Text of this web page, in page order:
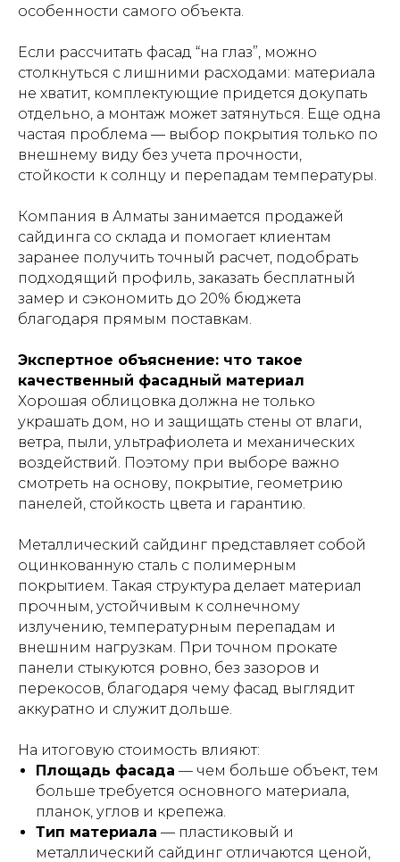
особенности самого объекта.
Если рассчитать фасад “на глаз”, можно
столкнуться с лишними расходами: материала
не хватит, комплектующие придется докупать
отдельно, а монтаж может затянуться. Еще одна
частая проблема — выбор покрытия только по
внешнему виду без учета прочности,
стойкости к солнцу и перепадам температуры.
Компания в Алматы занимается продажей
сайдинга со склада и помогает клиентам
заранее получить точный расчет, подобрать
подходящий профиль, заказать бесплатный
замер и сэкономить до 20% бюджета
благодаря прямым поставкам.
Экспертное объяснение: что такое
качественный фасадный материал
Хорошая облицовка должна не только
украшать дом, но и защищать стены от влаги,
ветра, пыли, ультрафиолета и механических
воздействий. Поэтому при выборе важно
смотреть на основу, покрытие, геометрию
панелей, стойкость цвета и гарантию.
Металлический сайдинг представляет собой
оцинкованную сталь с полимерным
покрытием. Такая структура делает материал
прочным, устойчивым к солнечному
излучению, температурным перепадам и
внешним нагрузкам. При точном прокате
панели стыкуются ровно, без зазоров и
перекосов, благодаря чему фасад выглядит
аккуратно и служит дольше.
На итоговую стоимость влияют:
Площадь фасада — чем больше объект, тем
больше требуется основного материала,
планок, углов и крепежа.
Тип материала — пластиковый и
металлический сайдинг отличаются ценой,